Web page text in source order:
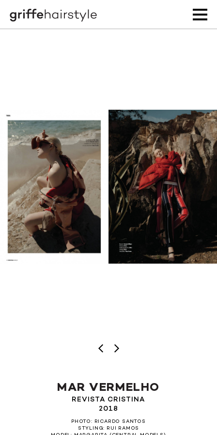
MAR VERMELHO
REVISTA CRISTINA
2018
PHOTO: RICARDO SANTOS
STYLING: RUI RAMOS